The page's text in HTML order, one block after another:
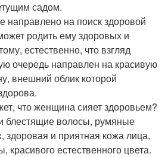
садом.
направлено на поиск здоровой
родить ему здоровых и
естественно, что взгляд
очередь направлен на красивую
внешний облик которой
что женщина сияет здоровьем?
блестящие волосы, румяные
здоровая и приятная кожа лица,
красивого естественного цвета.